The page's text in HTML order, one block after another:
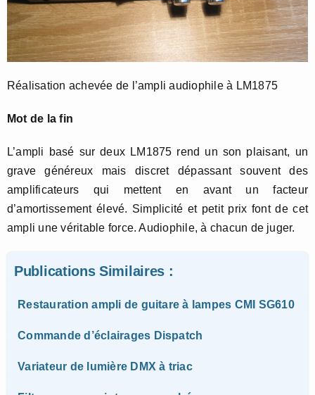
Réalisation achevée de l’ampli audiophile à LM1875
Mot de la fin
L’ampli basé sur deux LM1875 rend un son plaisant, un
grave généreux mais discret dépassant souvent des
amplificateurs qui mettent en avant un facteur
d’amortissement élevé. Simplicité et petit prix font de cet
ampli une véritable force. Audiophile, à chacun de juger.
Publications Similaires :
Restauration ampli de guitare à lampes CMI SG610
Commande d’éclairages Dispatch
Variateur de lumière DMX à triac